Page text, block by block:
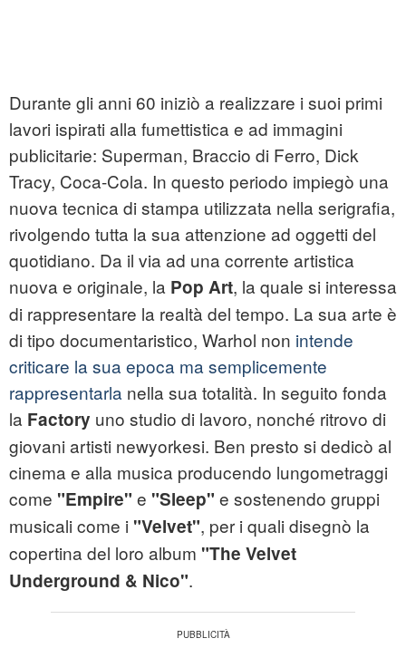
Durante gli anni 60 iniziò a realizzare i suoi primi
lavori ispirati alla fumettistica e ad immagini
publicitarie: Superman, Braccio di Ferro, Dick
Tracy, Coca-Cola. In questo periodo impiegò una
nuova tecnica di stampa utilizzata nella serigrafia,
rivolgendo tutta la sua attenzione ad oggetti del
quotidiano. Da il via ad una corrente artistica
nuova e originale, la Pop Art, la quale si interessa
di rappresentare la realtà del tempo. La sua arte è
di tipo documentaristico, Warhol non intende
criticare la sua epoca ma semplicemente
rappresentarla nella sua totalità. In seguito fonda
la Factory uno studio di lavoro, nonché ritrovo di
giovani artisti newyorkesi. Ben presto si dedicò al
cinema e alla musica producendo lungometraggi
come "Empire" e "Sleep" e sostenendo gruppi
musicali come i "Velvet", per i quali disegnò la
copertina del loro album "The Velvet
Underground & Nico".